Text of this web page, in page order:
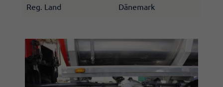
Reg. Land Dänemark